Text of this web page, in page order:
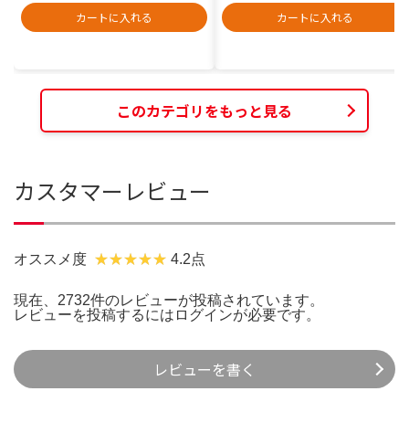
カートに入れる
カートに入れる
このカテゴリをもっと見る
カスタマーレビュー
オススメ度 4.2点
現在、2732件のレビューが投稿されています。
レビューを投稿するには ログインが必要です。
レビューを書く